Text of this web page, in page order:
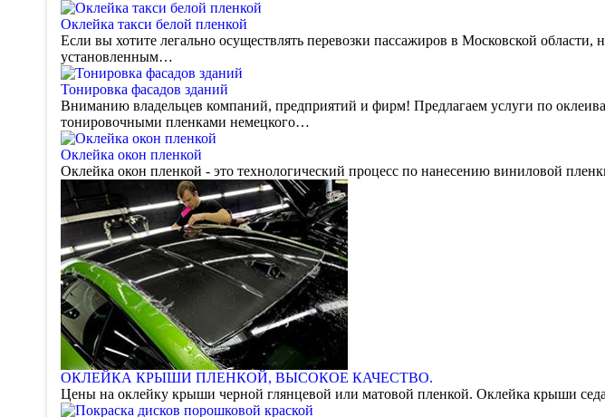
Оклейка такси белой пленкой
Если вы хотите легально осуществлять перевозки пассажиров в Московской области,
установленным…
Тонировка фасадов зданий
Вниманию владельцев компаний, предприятий и фирм! Предлагаем услуги по
тонировочными пленками немецкого…
Оклейка окон пленкой
Оклейка окон пленкой - это технологический процесс по нанесению виниловой
ОКЛЕЙКА КРЫШИ ПЛЕНКОЙ, ВЫСОКОЕ КАЧЕСТВО.
Цены на оклейку крыши черной глянцевой или матовой пленкой. Оклейка крыши